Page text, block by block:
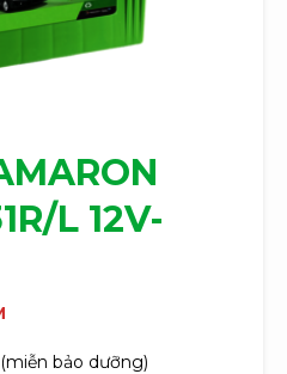
L 12V-
bảo dưỡng)